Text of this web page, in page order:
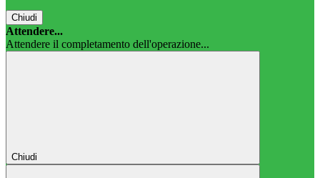
Chiudi
Attendere...
Attendere il completamento dell'operazione...
Chiudi